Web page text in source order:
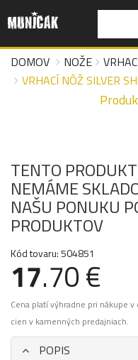
DOMOV
NOŽE
VRHACÍ NÔŽ SILVER
TENTO
NEMÁME
NAŠU PONUKU
PRODUKTOV
Kód tovaru: 504851
17.70 €
Cena platí výhradne pri nákupe
cien v kamenných predajniach.
POPIS